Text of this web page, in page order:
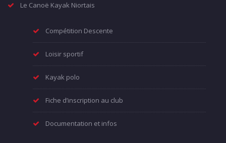
Le Canoë Kayak Niortais
Compétition Descente
Loisir sportif
Kayak polo
Fiche d’inscription au club
Documentation et infos